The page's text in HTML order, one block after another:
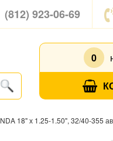
(812) 923-06-69
0
18" х 1.25-1.50", 32/40-355